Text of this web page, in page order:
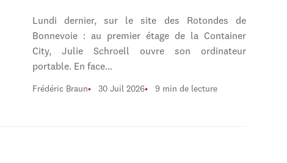
Lundi dernier, sur le site des Rotondes de
Bonnevoie : au premier étage de la Container
City, Julie Schroell ouvre son ordinateur
portable. En face…
Frédéric Braun 30 Juil 2026 9 min de lecture